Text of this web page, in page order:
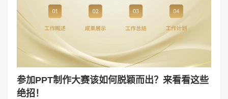
参加PPT制作大赛该如何脱颖而出？来看看这些
绝招！